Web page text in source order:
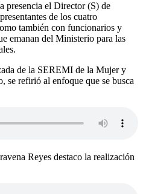
presencia el Director (S) de
de los cuatro
también con funcionarios y
emanan del Ministerio para las
de la SEREMI de la Mujer y
se refirió al enfoque que se busca
Reyes destaco la realización